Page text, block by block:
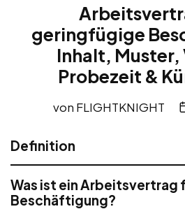
geringfügige
Inhalt, Muster,
Probezeit &
von FLIGHTKNIGHT
Definition
Was ist ein Arbeitsvertrag
Beschäftigung?